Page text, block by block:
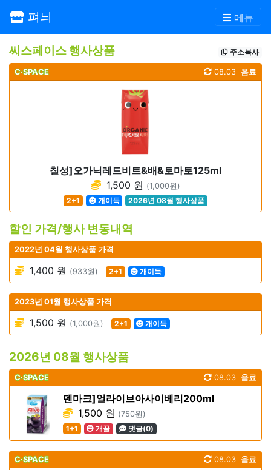
펴늬 메뉴
씨스페이스 행사상품 주소복사
C·SPACE 음료
08.03
칠성]오가닉레드비트&배&토마토125ml
1,500 원 (1,000원)
2+1
개이득 2026년 08월 행사상품
할인 가격/행사 변동내역
2022년 04월 행사상품 가격
1,400 원 (933원) 2+1 개이득
2023년 01월 행사상품 가격
1,500 원 (1,000원) 2+1 개이득
2026년 08월 행사상품
C·SPACE 음료
08.03
덴마크]얼라이브아사이베리200ml
1,500 원 (750원)
1+1
개꿀 댓글(0)
C·SPACE 음료
08.03